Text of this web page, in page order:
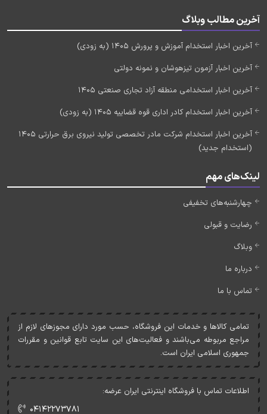
آخرین مطالب وبلاگ
آخرین اخبار استخدام آموزش و پرورش 1405 (به زودی)
آخرین اخبار آزمون تیزهوشان و نمونه دولتی
آخرین اخبار استخدامی منطقه آزاد تجاری صنعتی 1405
آخرین اخبار استخدام کادر اداری قوه قضاییه 1405 (به زودی)
آخرین اخبار استخدام شرکت مادر تخصصی تولید نیروی برق حرارتی 1405
(استخدام جدید)
لینک‌های مهم
چهارشنبه‌های تخفیفی
رضایت و قبولی
وبلاگ
درباره ما
تماس با ما
تمامی کالاها و خدمات اين فروشگاه، حسب مورد دارای مجوزهای لازم از
مراجع مربوطه می‌باشند و فعاليت‌های اين سايت تابع قوانين و مقررات
جمهوری اسلامی ايران است.
اطلاعات تماس با فروشگاه اینترنتی ایران عرضه:
۰۴۱۴۲۲۷۳۷۸۱